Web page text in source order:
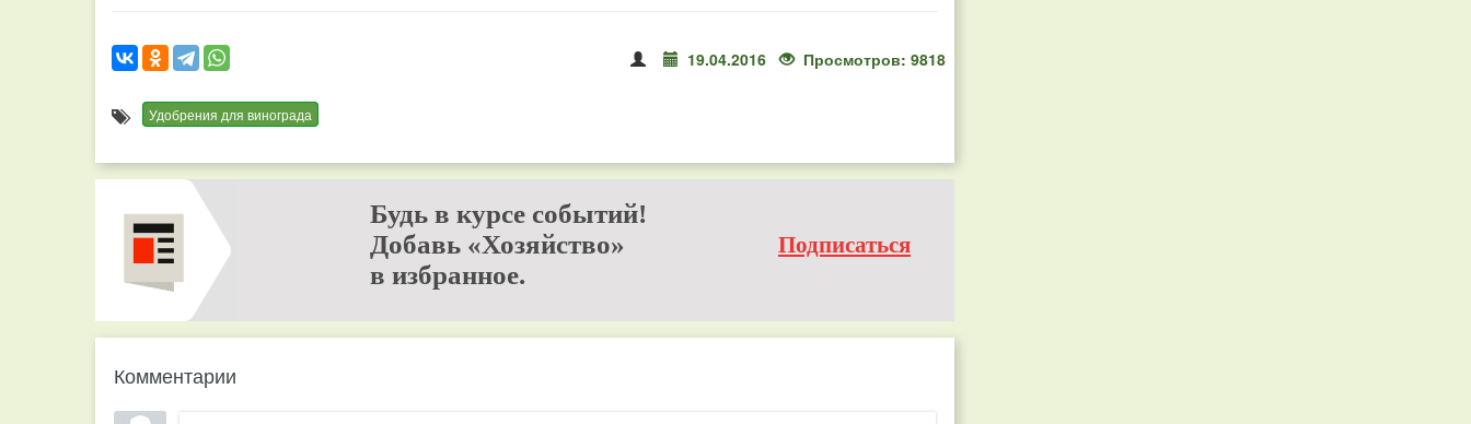
19.04.2016 Просмотров: 9818
Удобрения для винограда
Будь в курсе событий!
Добавь «Хозяйство»
в избранное.
Подписаться
Комментарии